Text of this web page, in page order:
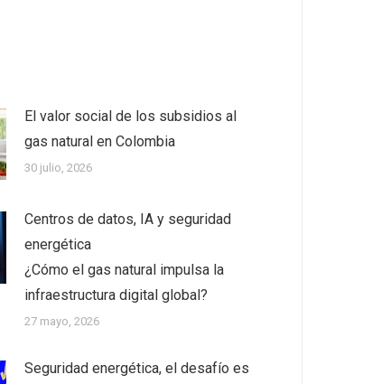
El valor social de los subsidios al
gas natural en Colombia
30 julio, 2026
Centros de datos, IA y seguridad
energética
¿Cómo el gas natural impulsa la
infraestructura digital global?
27 mayo, 2026
Seguridad energética, el desafío es